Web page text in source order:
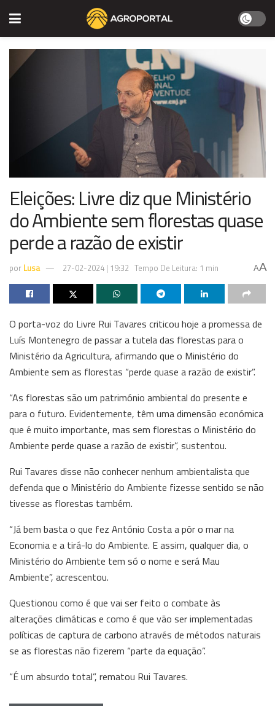
Eleições: Livre diz que Ministério
do Ambiente sem florestas quase
perde a razão de existir
por Lusa 27-02-2024 | 19:32 Tempo De Leitura: 1 min AA
O porta-voz do Livre Rui Tavares criticou hoje a promessa de
Luís Montenegro de passar a tutela das florestas para o
Ministério da Agricultura, afirmando que o Ministério do
Ambiente sem as florestas “perde quase a razão de existir”.
“As florestas são um património ambiental do presente e
para o futuro. Evidentemente, têm uma dimensão económica
que é muito importante, mas sem florestas o Ministério do
Ambiente perde quase a razão de existir”, sustentou.
Rui Tavares disse não conhecer nenhum ambientalista que
defenda que o Ministério do Ambiente fizesse sentido se não
tivesse as florestas também.
“Já bem basta o que fez António Costa a pôr o mar na
Economia e a tirá-lo do Ambiente. E assim, qualquer dia, o
Ministério do Ambiente tem só o nome e será Mau
Ambiente”, acrescentou.
Questionou como é que vai ser feito o combate às
alterações climáticas e como é que vão ser implementadas
políticas de captura de carbono através de métodos naturais
se as florestas não fizerem “parte da equação”.
“É um absurdo total”, rematou Rui Tavares.